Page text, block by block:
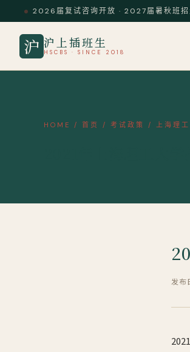
2026届复试咨询开放 · 2027届暑秋班招
沪 沪上插班生
HSCBS · SINCE 2018
HOME / 首页 / 考试政策 / 上海理
发